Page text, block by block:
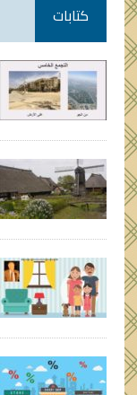
كتابات